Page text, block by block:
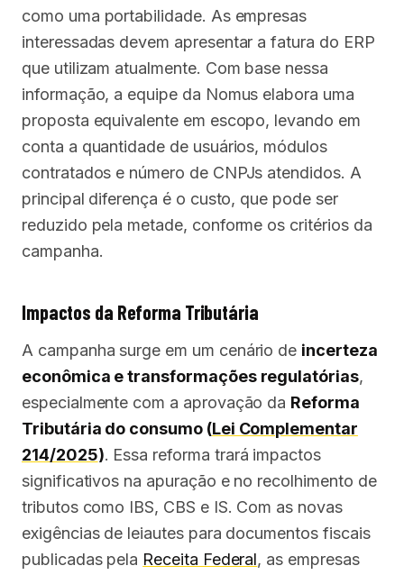
como uma portabilidade. As empresas
interessadas devem apresentar a fatura do ERP
que utilizam atualmente. Com base nessa
informação, a equipe da Nomus elabora uma
proposta equivalente em escopo, levando em
conta a quantidade de usuários, módulos
contratados e número de CNPJs atendidos. A
principal diferença é o custo, que pode ser
reduzido pela metade, conforme os critérios da
campanha.
Impactos da Reforma Tributária
A campanha surge em um cenário de incerteza
econômica e transformações regulatórias,
especialmente com a aprovação da Reforma
Tributária do consumo (Lei Complementar
214/2025). Essa reforma trará impactos
significativos na apuração e no recolhimento de
tributos como IBS, CBS e IS. Com as novas
exigências de leiautes para documentos fiscais
publicadas pela Receita Federal, as empresas